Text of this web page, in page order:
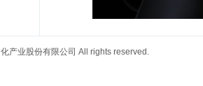
产业股份有限公司 All rights reserved.